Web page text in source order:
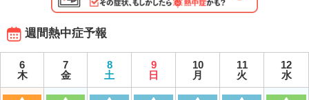
週間熱中症予報
6
木
7
金
8
土
9
日
10
月
11
火
12
水